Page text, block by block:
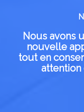
Nous avons
nouvelle
tout en
attention